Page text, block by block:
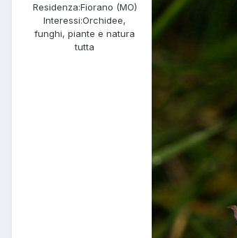
Residenza:Fiorano (MO)
Interessi:Orchidee,
funghi, piante e natura
tutta